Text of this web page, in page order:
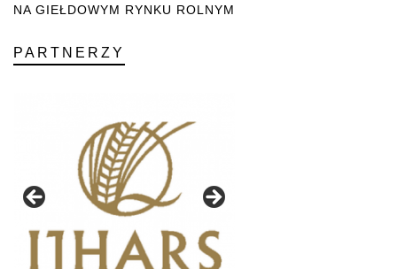
NA GIEŁDOWYM RYNKU ROLNYM
PARTNERZY